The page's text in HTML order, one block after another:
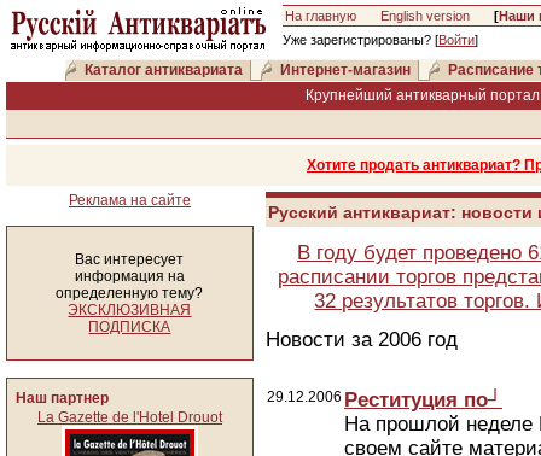
На главную English version [Наши
Уже зарегистрированы? [Войти]
Каталог антиквариата Интернет-магазин
Расписание
Крупнейший антикварный
Хотите продать антиквариат?
Реклама на сайте
Вас интересует
информация на
определенную тему?
ЭКСКЛЮЗИВНАЯ
ПОДПИСКА
Наш партнер
La Gazette de l'Hotel Drouot
Русский антиквариат:
В году будет проведено
расписании торгов
32 результатов
Новости за 2006 год
29.12.2006 Реституция по┘
На прошлой неделе
своем сайте